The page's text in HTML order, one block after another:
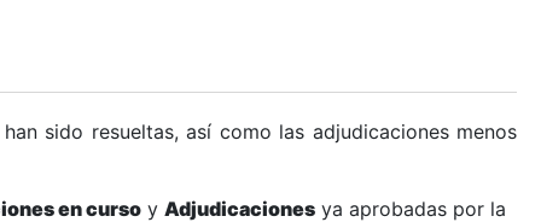
sido resueltas, así como las adjudicaciones menos
en curso y Adjudicaciones ya aprobadas por la